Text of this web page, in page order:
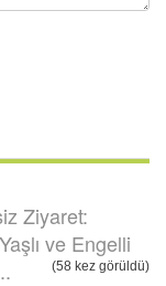
Ziyaret:
ve Engelli
(58 kez görüldü)